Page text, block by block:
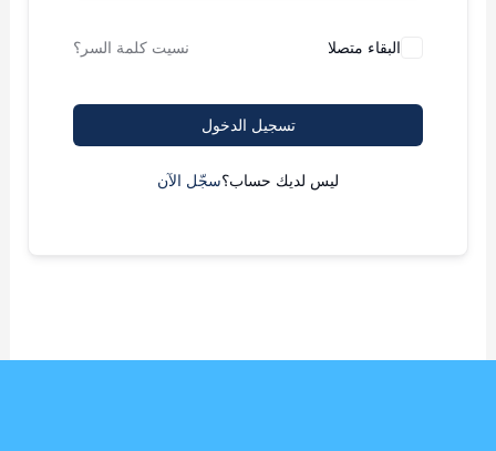
البقاء متصلا نسيت كلمة السر؟
تسجيل الدخول
ليس لديك حساب؟سجّل الآن